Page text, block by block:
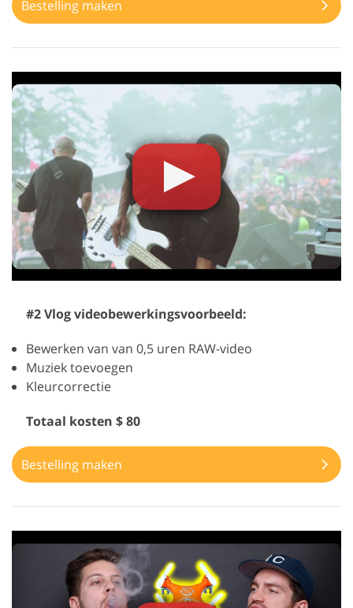
Bestelling maken
#2 Vlog videobewerkingsvoorbeeld:
Bewerken van van 0,5 uren RAW-video
Muziek toevoegen
Kleurcorrectie
Totaal kosten $ 80
Bestelling maken